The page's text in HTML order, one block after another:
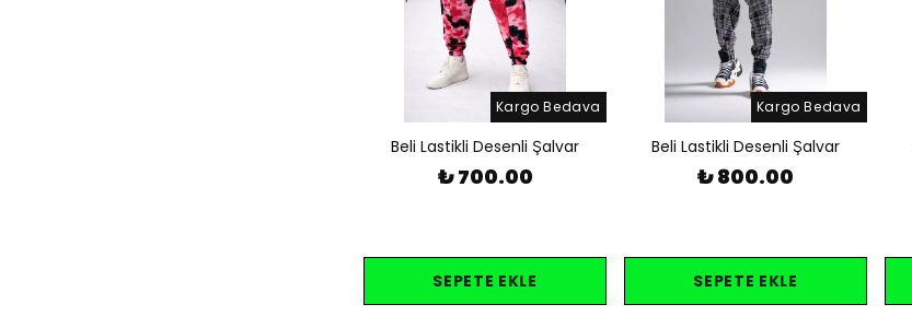
Kargo Bedava
Beli Lastikli Desenli Şalvar
₺ 700.00
SEPETE EKLE
Kargo Bedava
Beli Lastikli Desenli Şalvar
₺ 800.00
SEPETE EKLE